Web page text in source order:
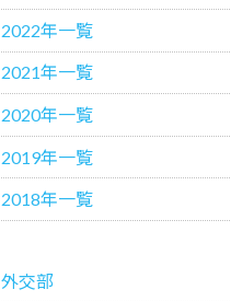
2022年一覧
2021年一覧
2020年一覧
2019年一覧
2018年一覧
外交部